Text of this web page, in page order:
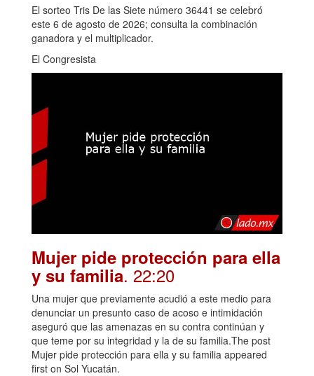
El sorteo Tris De las Siete número 36441 se celebró
este 6 de agosto de 2026; consulta la combinación
ganadora y el multiplicador.
El Congresista
Mujer pide protección para ella
y su familia. 22:20
Una mujer que previamente acudió a este medio para
denunciar un presunto caso de acoso e intimidación
aseguró que las amenazas en su contra continúan y
que teme por su integridad y la de su familia.The post
Mujer pide protección para ella y su familia appeared
first on Sol Yucatán.